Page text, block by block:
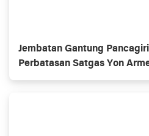
Jembatan Gantung
Perbatasan Satgas Yon
Vertikal Rescue Dan PT MA/